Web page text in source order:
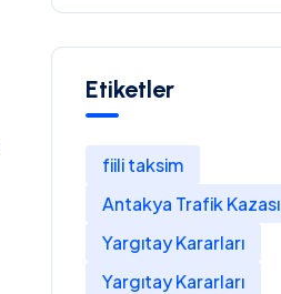
Etiketler
fiili taksim
Antakya Trafik Kazası
Yargıtay Kararları
Yargıtay Kararları